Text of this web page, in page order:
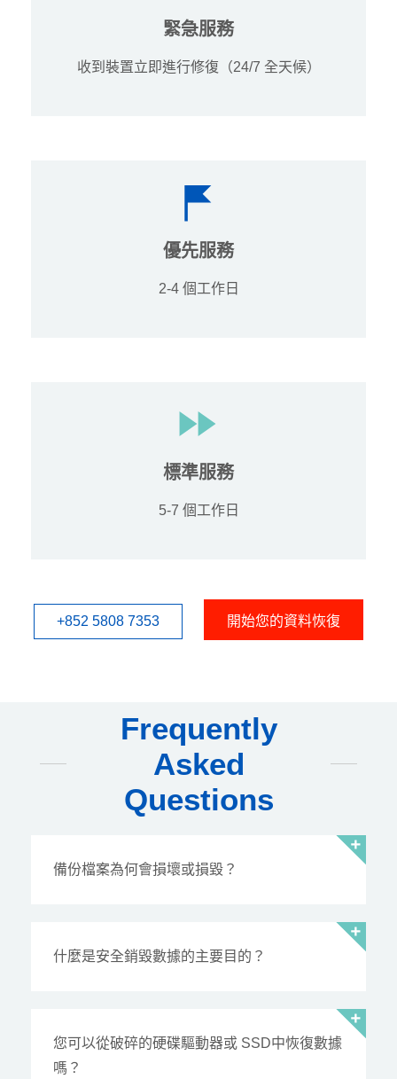
緊急服務
收到裝置立即進行修復（24/7 全天候）
優先服務
2-4 個工作日
標準服務
5-7 個工作日
+852 5808 7353 開始您的資料恢復
Frequently
Asked
Questions
備份檔案為何會損壞或損毀？
什麼是安全銷毀數據的主要目的？
您可以從破碎的硬碟驅動器或 SSD中恢復數據
嗎？